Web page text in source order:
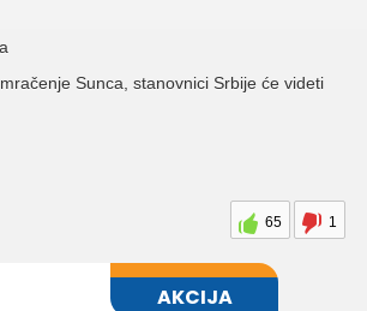
Sunca, stanovnici Srbije će videti
65 1